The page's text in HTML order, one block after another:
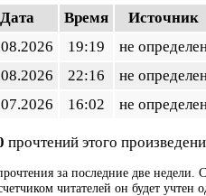
Дата Время
Источник
19:19
не
22:16
не
16:02 не
прочтений этого
за последние две
читателей он будет